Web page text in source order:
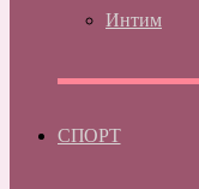
Интим
СПОРТ